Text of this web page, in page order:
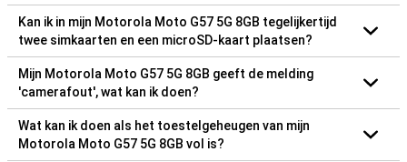
Kan ik in mijn Motorola Moto G57 5G 8GB tegelijkertijd
twee simkaarten en een microSD-kaart plaatsen?
Mijn Motorola Moto G57 5G 8GB geeft de melding
'camerafout', wat kan ik doen?
Wat kan ik doen als het toestelgeheugen van mijn
Motorola Moto G57 5G 8GB vol is?